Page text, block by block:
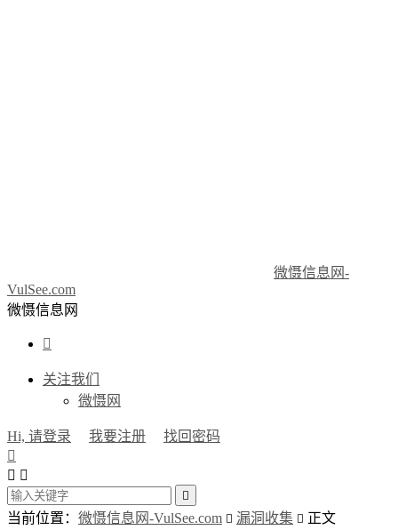
微慑信息网-
VulSee.com
微慑信息网

关注我们
微慑网
Hi, 请登录 我要注册
找回密码

 

当前位置： 微慑信息网-VulSee.com  漏洞收集  正文